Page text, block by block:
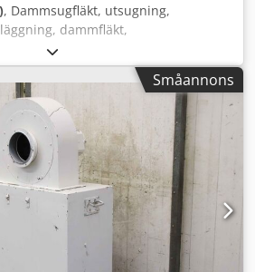
, Dammsugfläkt, utsugning,
dammfläkt,
svetsröksugning,
Coral,
typ GRINDEX -Effekt:
-Delkomponent(er): se bilder -
Codpferw A U Iox Ahljrf -Vikt: 120
Småannons